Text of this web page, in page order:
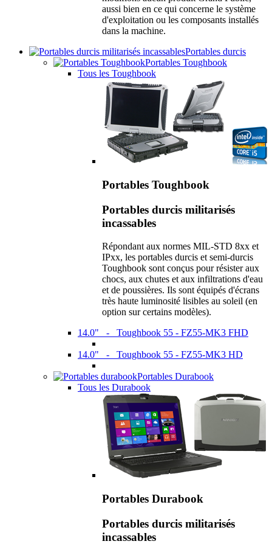
aussi bien en ce qui concerne le système
d'exploitation ou les composants installés
dans la machine.
Portables durcis
Portables Toughbook
Tous les Toughbook
Portables Toughbook
Portables durcis militarisés
incassables
Répondant aux normes MIL-STD 8xx et
IPxx, les portables durcis et semi-durcis
Toughbook sont conçus pour résister aux
chocs, aux chutes et aux infiltrations d'eau
et de poussières. Ils sont équipés d'écrans
très haute luminosité lisibles au soleil (en
option sur certains modèles).
14.0" - Toughbook 55 - FZ55-MK3 FHD
14.0" - Toughbook 55 - FZ55-MK3 HD
Portables Durabook
Tous les Durabook
Portables Durabook
Portables durcis militarisés
incassables